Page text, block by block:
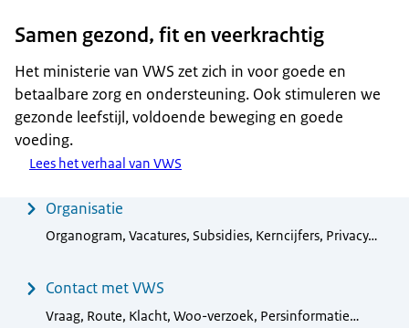
Samen gezond, fit en veerkrachtig
Het ministerie van VWS zet zich in voor goede en
betaalbare zorg en ondersteuning. Ook stimuleren we
gezonde leefstijl, voldoende beweging en goede
voeding.
Lees het verhaal van VWS
MenuOrganisatie
Organogram, Vacatures, Subsidies, Kerncijfers, Privacy…
Contact met VWS
Vraag, Route, Klacht, Woo-verzoek, Persinformatie…